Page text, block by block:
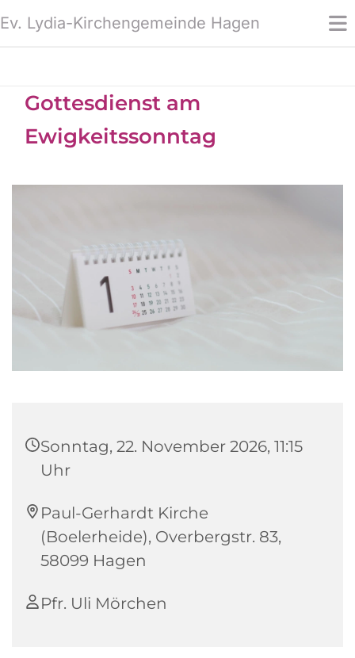
Ev. Lydia-Kirchengemeinde Hagen
Gottesdienst am
Ewigkeitssonntag
Sonntag, 22. November 2026, 11:15
Uhr
Paul-Gerhardt Kirche
(Boelerheide), Overbergstr. 83,
58099 Hagen
Pfr. Uli Mörchen